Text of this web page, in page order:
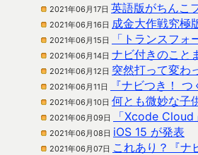
2021年06月17日 英語版がちんこ
2021年06月16日 成金大作戦究極
2021年06月15日 「トランスフ
2021年06月14日 ナビ付きのこと
2021年06月12日 突然打って変わ
2021年06月11日 『ナビつき！
2021年06月10日 何とも微妙な子
2021年06月09日 「Xcode
2021年06月08日 iOS 15 が発表
2021年06月07日 これあり？『ナ